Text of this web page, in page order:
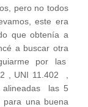
pero no todos
este era
que obtenía a
a buscar otra
por las
, UNI 11.402 ,
alineadas las 5
para una buena